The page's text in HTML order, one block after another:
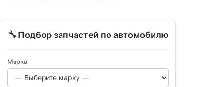
🔧Подбор запчастей по автомобилю
Марка